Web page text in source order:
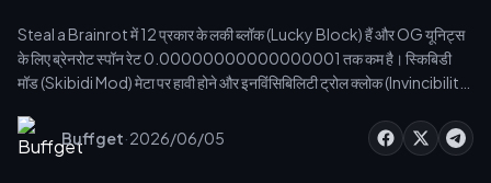
Steal a Brainrot में 12 प्रकार के लकी ब्लॉक (Lucky Block) हैं और OG यूनिट्स
के लिए ब्रेनरोट स्पॉन रेट 0.00000000000000001 तक कम है। स्किबिडी
मॉड (Skibidi Mod) मेटा पर हावी होने और इनविंसिबिलिटी ट्रोल क्लोक (Invincibility
सटीक i-frame मेट्रिक्स, PvP ट्रोलिंग, और [steal a brainrot cheapest
robux delivery](https://buffget.com/goods/roblox-gift-card-
Buffget·2026/06/05